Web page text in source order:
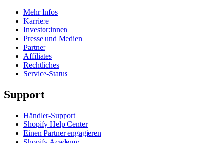
Mehr Infos
Karriere
Investor:innen
Presse und Medien
Partner
Affiliates
Rechtliches
Service-Status
Support
Händler-Support
Shopify Help Center
Einen Partner engagieren